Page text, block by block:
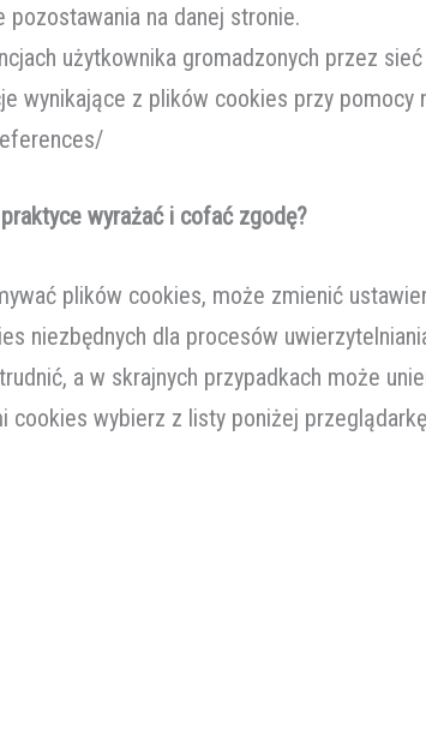
na danej stronie.
użytkownika gromadzonych przez
wynikające z plików cookies przy pomocy
wyrażać i cofać zgodę?
plików cookies, może zmienić
niezbędnych dla procesów
a w skrajnych przypadkach może
cookies wybierz z listy poniżej